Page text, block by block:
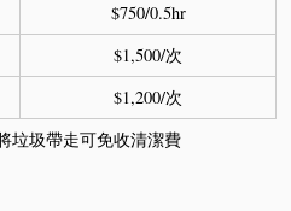
$750/0.5hr
$1,500/次
$1,200/次
垃圾帶走可免收清潔費